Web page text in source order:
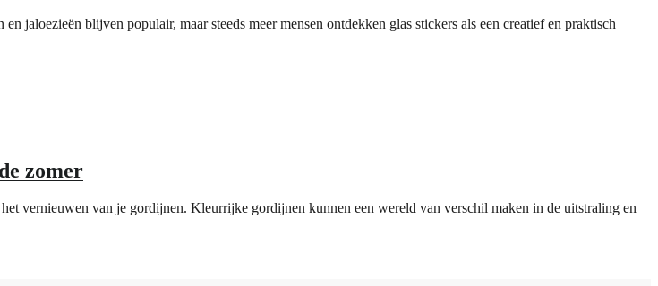
jaloezieën blijven populair, maar steeds meer mensen ontdekken glas stickers als een creatief en praktisch
zomer
vernieuwen van je gordijnen. Kleurrijke gordijnen kunnen een wereld van verschil maken in de uitstraling en